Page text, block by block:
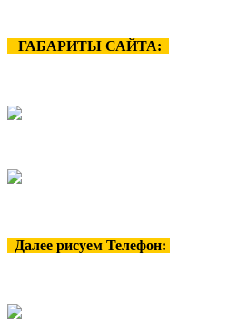
ГАБАРИТЫ САЙТА:
Далее рисуем Телефон: